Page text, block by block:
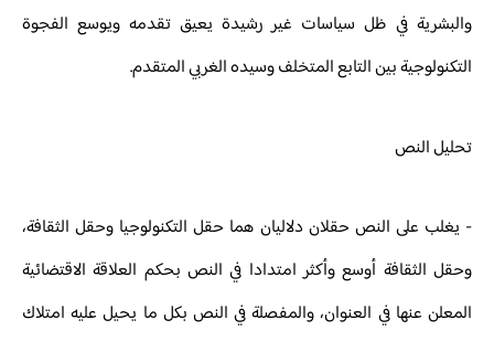
والبشرية في ظل سياسات غير رشيدة يعيق تقدمه ويوسع الفجوة
التكنولوجية بين التابع المتخلف وسيده الغربي المتقدم.
تحليل النص
- يغلب على النص حقلان دلاليان هما حقل التكنولوجيا وحقل الثقافة،
وحقل الثقافة أوسع وأكثر امتدادا في النص بحكم العلاقة الاقتضائية
المعلن عنها في العنوان، والمفصلة في النص بكل ما يحيل عليه امتلاك